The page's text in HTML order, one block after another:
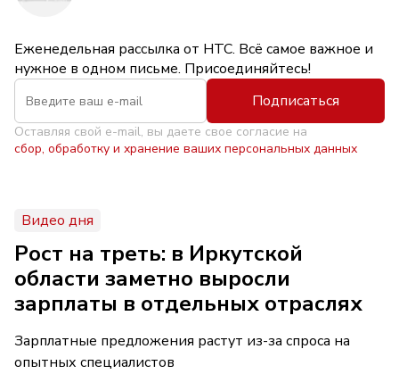
Еженедельная рассылка от НТС. Всё самое важное и
нужное в одном письме. Присоединяйтесь!
Подписаться
Оставляя свой e-mail, вы даете свое согласие на
сбор, обработку и хранение ваших персональных данных
Видео дня
Рост на треть: в Иркутской
области заметно выросли
зарплаты в отдельных отраслях
Зарплатные предложения растут из-за спроса на
опытных специалистов